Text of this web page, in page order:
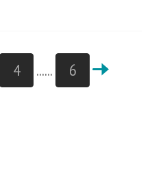
4 ...... 6